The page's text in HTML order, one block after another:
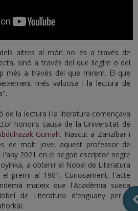
altres al món no és a través de
sinó a través del que llegim o del
més a través del que mirem. El que
més valuosa i la lectura de
de la lectura i la literatura començava
honoris causa de la Universitat de
Gurnah. Nascut a Zanzíbar i
de molt jove, aquest professor de
2021 en el segon escriptor negre
a obtenir el Nobel de Literatura
premi al 1901. Curiosament, l'acte
mateix que l'Acadèmia sueca
de Literatura d'enguany per a